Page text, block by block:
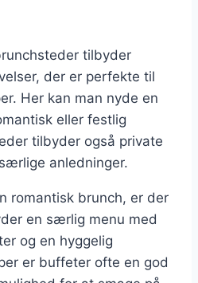
tilbyder
der er perfekte til
Her kan man nyde en
eller festlig
tilbyder også private
anledninger.
romantisk brunch, er der
en særlig menu med
og en hyggelig
er buffeter ofte en god